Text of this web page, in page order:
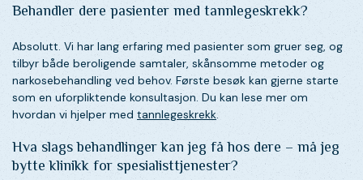
Behandler dere pasienter med tannlegeskrekk?
Absolutt. Vi har lang erfaring med pasienter som gruer seg, og
tilbyr både beroligende samtaler, skånsomme metoder og
narkosebehandling ved behov. Første besøk kan gjerne starte
som en uforpliktende konsultasjon. Du kan lese mer om
hvordan vi hjelper med tannlegeskrekk.
Hva slags behandlinger kan jeg få hos dere – må jeg
bytte klinikk for spesialisttjenester?